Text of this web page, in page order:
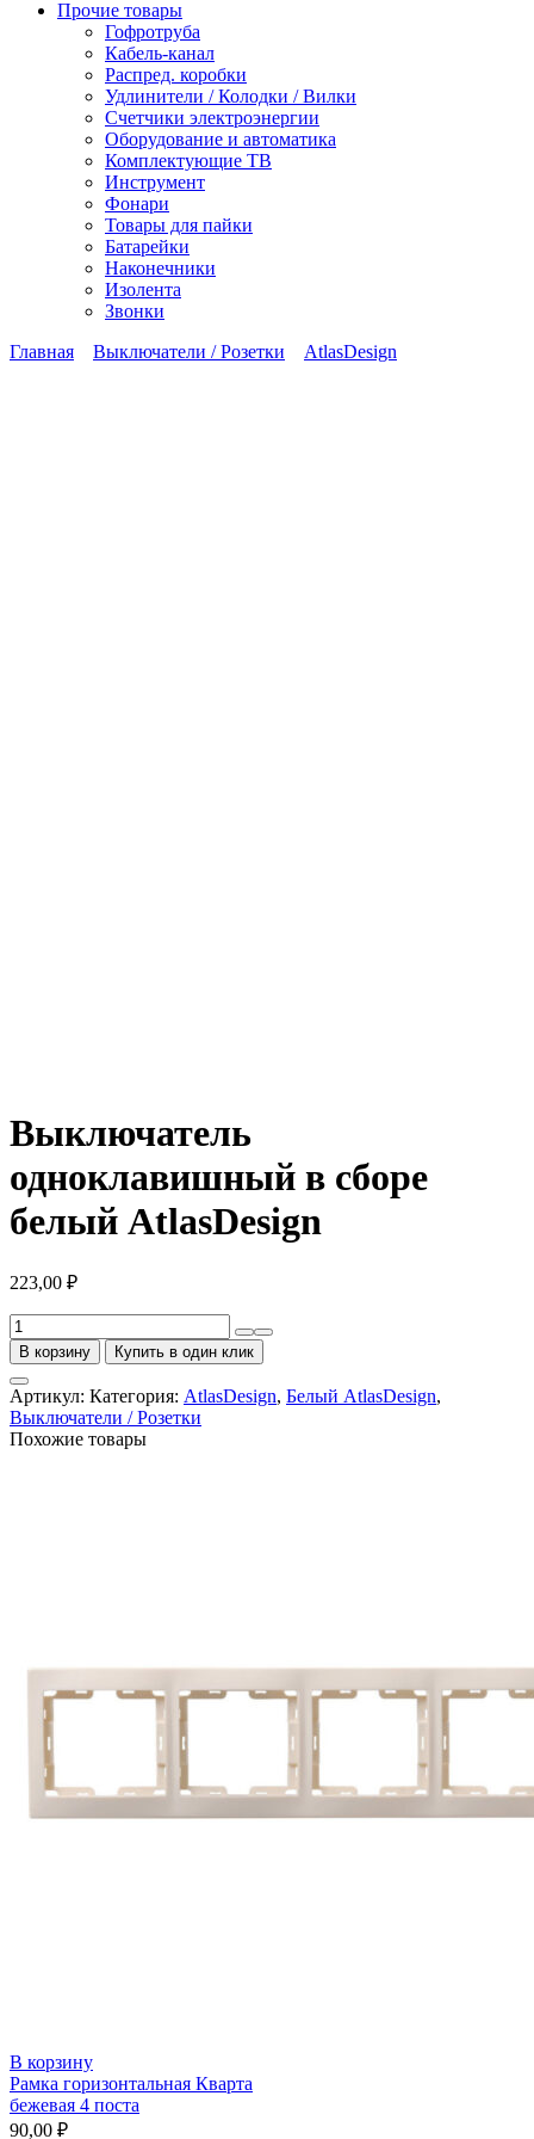
Прочие товары
Гофротруба
Кабель-канал
Распред. коробки
Удлинители / Колодки / Вилки
Счетчики электроэнергии
Оборудование и автоматика
Комплектующие ТВ
Инструмент
Фонари
Товары для пайки
Батарейки
Наконечники
Изолента
Звонки
Главная
Выключатели / Розетки AtlasDesign
Выключатель
одноклавишный в сборе
белый AtlasDesign
223,00 ₽
Количество
товара
Выключатель
одноклавишный
в
сборе
белый
В корзину Купить в один клик
Артикул: Категория: AtlasDesign, Белый AtlasDesign,
Выключатели / Розетки
Похожие товары
В корзину
Рамка горизонтальная Кварта
бежевая 4 поста
90,00 ₽